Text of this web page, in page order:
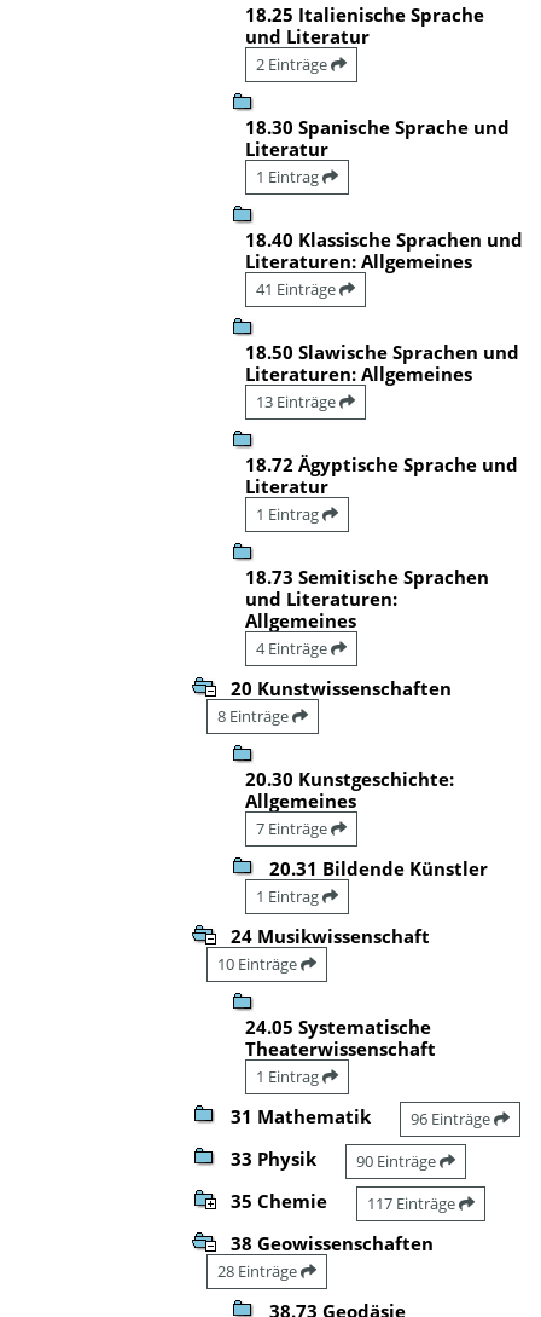
18.25 Italienische Sprache
und Literatur
2 Einträge
18.30 Spanische Sprache und
Literatur
1 Eintrag
18.40 Klassische Sprachen und
Literaturen: Allgemeines
41 Einträge
18.50 Slawische Sprachen und
Literaturen: Allgemeines
13 Einträge
18.72 Ägyptische Sprache und
Literatur
1 Eintrag
18.73 Semitische Sprachen
und Literaturen:
Allgemeines
4 Einträge
20 Kunstwissenschaften
8 Einträge
20.30 Kunstgeschichte:
Allgemeines
7 Einträge
20.31 Bildende Künstler
1 Eintrag
24 Musikwissenschaft
10 Einträge
24.05 Systematische
Theaterwissenschaft
1 Eintrag
31 Mathematik 96 Einträge
33 Physik 90 Einträge
35 Chemie 117 Einträge
38 Geowissenschaften
28 Einträge
38.73 Geodäsie